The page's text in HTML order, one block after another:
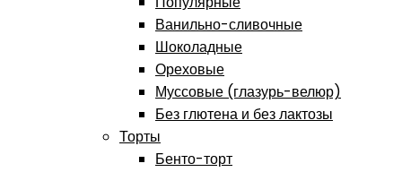
Ванильно-сливочные
Шоколадные
Ореховые
Муссовые (глазурь-велюр)
Без глютена и без лактозы
Торты
Бенто-торт